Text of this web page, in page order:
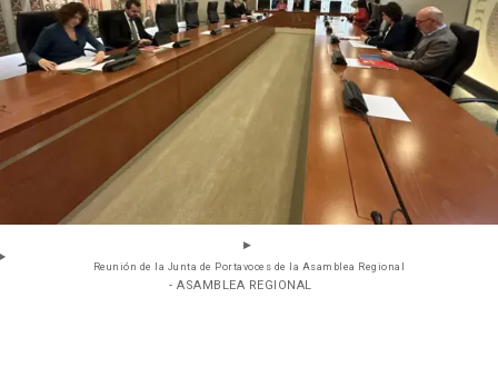
Reunión de la Junta de Portavoces de la Asamblea Regional
- ASAMBLEA REGIONAL